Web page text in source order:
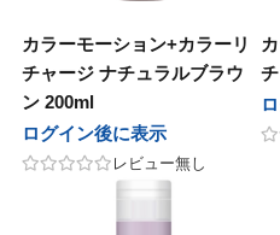
カラーモーション+カラーリ
チャージ ナチュラルブラウ
ン 200ml
ログイン後に表示
レビュー無し